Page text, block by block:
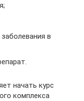
в
начать курс
комплекса